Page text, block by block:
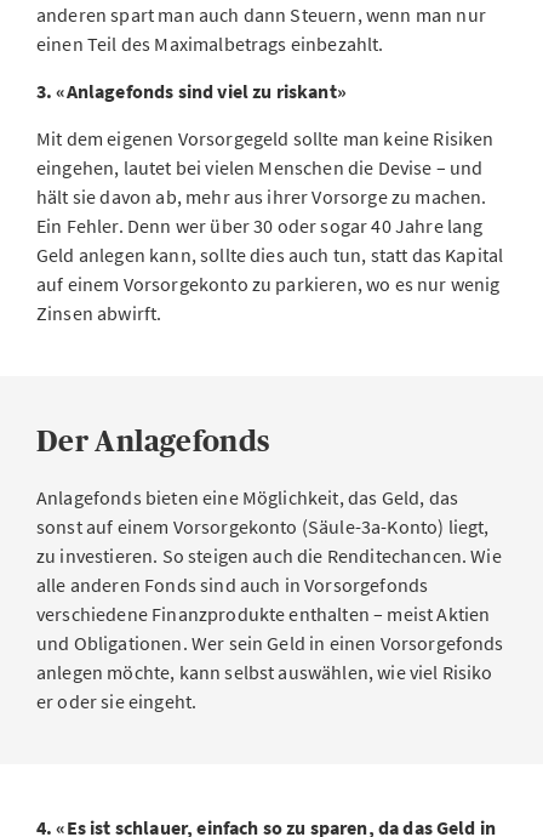
anderen spart man auch dann Steuern, wenn man nur
einen Teil des Maximalbetrags einbezahlt.
3. «Anlagefonds sind viel zu riskant»
Mit dem eigenen Vorsorgegeld sollte man keine Risiken
eingehen, lautet bei vielen Menschen die Devise – und
hält sie davon ab, mehr aus ihrer Vorsorge zu machen.
Ein Fehler. Denn wer über 30 oder sogar 40 Jahre lang
Geld anlegen kann, sollte dies auch tun, statt das Kapital
auf einem Vorsorgekonto zu parkieren, wo es nur wenig
Zinsen abwirft.
Der Anlagefonds
Anlagefonds bieten eine Möglichkeit, das Geld, das
sonst auf einem Vorsorgekonto (Säule-3a-Konto) liegt,
zu investieren. So steigen auch die Renditechancen. Wie
alle anderen Fonds sind auch in Vorsorgefonds
verschiedene Finanzprodukte enthalten – meist Aktien
und Obligationen. Wer sein Geld in einen Vorsorgefonds
anlegen möchte, kann selbst auswählen, wie viel Risiko
er oder sie eingeht.
4. «Es ist schlauer, einfach so zu sparen, da das Geld in